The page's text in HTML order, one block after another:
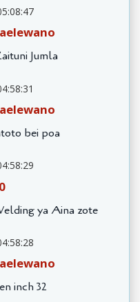
Jumla
bei poa
ya Aina zote
inch 32